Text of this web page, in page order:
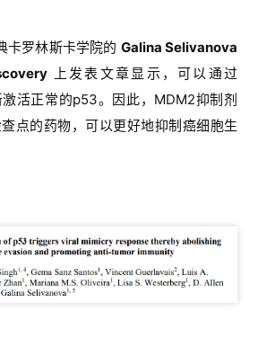
卡罗林斯卡学院的 Galina Selivanova
上发表文章显示，可以通过
活正常的p53。因此，MDM2抑制剂
点的药物，可以更好地抑制癌细胞生